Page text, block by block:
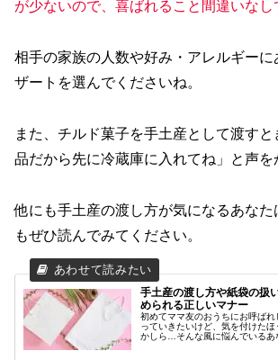
が少ないので、喜ばれること間違いなし
相手の家族の人数や好み・アレルギー
ザートを選んでくださいね。
また、チルド菓子を手土産として渡す
品だから先に冷蔵庫に入れてね」と声を
他にも手土産の渡し方が気になるあな
もぜひ読んでみてください。
手土産の渡し方や紙袋の扱
められる正しいマナー
初めてママ友のおうちにお呼ば
っていきたいけど、気を付けた
かしら…そんな風に悩んでいるあ